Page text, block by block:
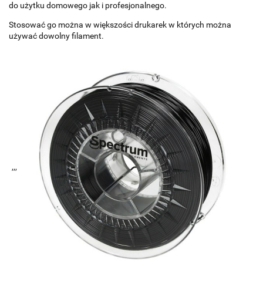
do użytku domowego jak i profesjonalnego.
Stosować go można w większości drukarek w których można
używać dowolny filament.
,,,